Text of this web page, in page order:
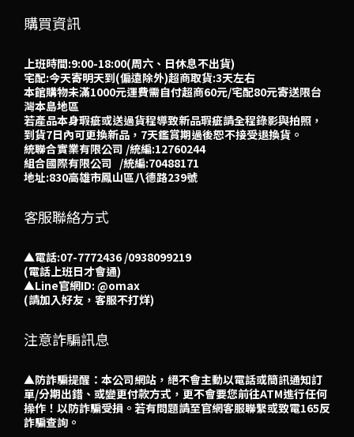
購買資訊
上班時間:9:00-18:00(周六、日休息不出貨)
宅配:今天寄明天到(偏遠除外)超商取貨:3天左右
本館購物未滿1000元運費需自付超商60元/宅配80元寄送限台
灣本島地區
若產品本身瑕疵或送過貨程導致新品瑕疵請全程錄影與拍照，
到貨7日內可更換新品，7天鑑賞期過後恕不接受退換貨。
統聯合實業有限公司 /統編:12760244
組合國際有限公司 /統編:70488171
地址:830高雄市鳳山區八德路239號
客服聯絡方式
▲電話:07-7772436 /0938099219
(電話上班日才會通)
▲Line官網ID: @omax​
(請加入好友，客服不打烊)
注意詐騙訊息
▲防詐騙提醒：本公司網站，絕不會主動以電話或簡訊通知訂
單/分期出錯、或變更付款方式，更不會要您前往ATM進行任何
操作！以防詐騙受損。若有問題請至官網客服聯繫或致電165反
詐騙查詢。